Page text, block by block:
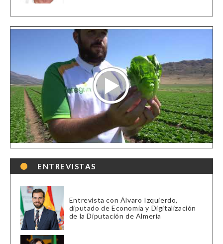
ENTREVISTAS
Entrevista con Álvaro Izquierdo,
diputado de Economía y Digitalización
de la Diputación de Almería